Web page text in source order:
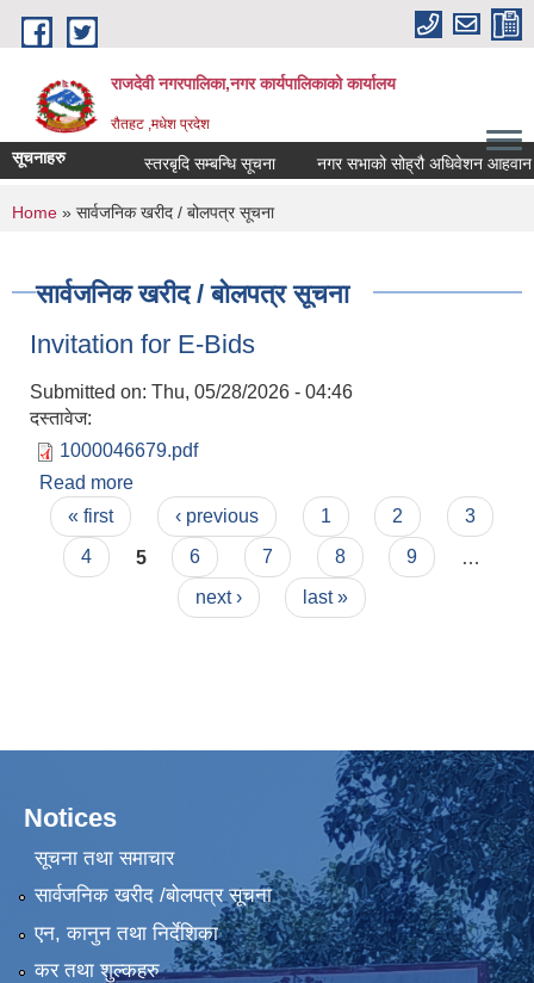
Skip to main content
राजदेवी नगरपालिका,नगर कार्यपालिकाको कार्यालय
रौतहट ,मधेश प्रदेश
सूचनाहरु स्तरबृदि सम्बन्धि सूचना नगर सभाको सोह्रौ अधिवेशन आहवान
You are here
Home » सार्वजनिक खरीद / बोलपत्र सूचना
सार्वजनिक खरीद / बोलपत्र सूचना
Invitation for E-Bids
Submitted on: Thu, 05/28/2026 - 04:46
दस्तावेज:
1000046679.pdf
Read more
Pages
« first ‹ previous 1 2
3
4
5 6 7 8 9
next ›
last »
Notices
सूचना तथा समाचार
सार्वजनिक खरीद /बोलपत्र सूचना
एन, कानुन तथा निर्देशिका
कर तथा शुल्कहरु